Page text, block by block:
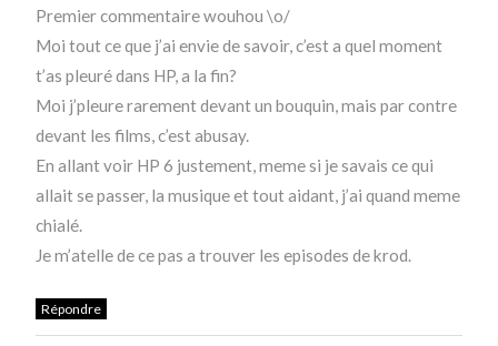
Premier commentaire wouhou \o/
Moi tout ce que j’ai envie de savoir, c’est a quel moment
t’as pleuré dans HP, a la fin?
Moi j’pleure rarement devant un bouquin, mais par contre
devant les films, c’est abusay.
En allant voir HP 6 justement, meme si je savais ce qui
allait se passer, la musique et tout aidant, j’ai quand meme
chialé.
Je m’atelle de ce pas a trouver les episodes de krod.
Répondre